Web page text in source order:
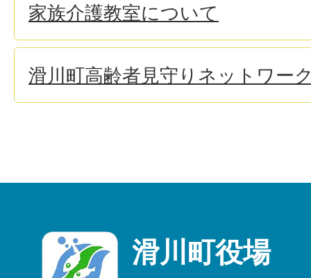
家族介護教室について
滑川町高齢者見守りネットワー
滑川町役場